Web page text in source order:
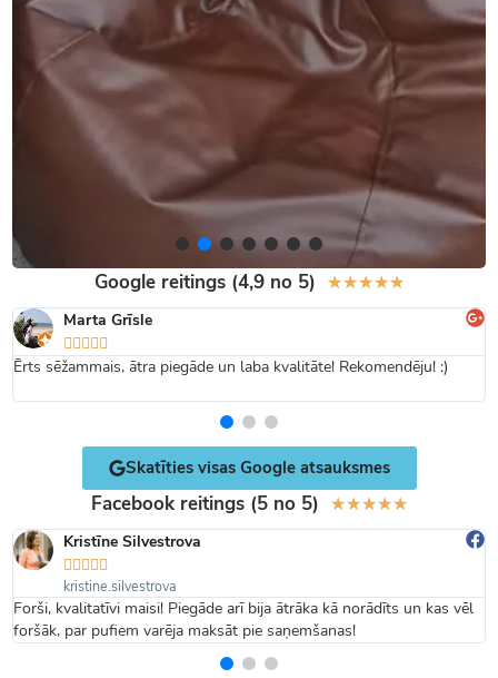
Google reitings (4,9 no 5) ★★★★★
Marta Grīsle
    
Ērts sēžammais, ātra piegāde un laba kvalitāte! Rekomendēju! :)
Skatīties visas Google atsauksmes
Facebook reitings (5 no 5) ★★★★★
Kristīne Silvestrova
    
kristine.silvestrova
Forši, kvalitatīvi maisi! Piegāde arī bija ātrāka kā norādīts un kas vēl
foršāk, par pufiem varēja maksāt pie saņemšanas!